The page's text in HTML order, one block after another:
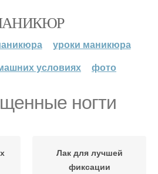
уроки маникюра
условиях
фото
ногти
Лак для лучшей
фиксации